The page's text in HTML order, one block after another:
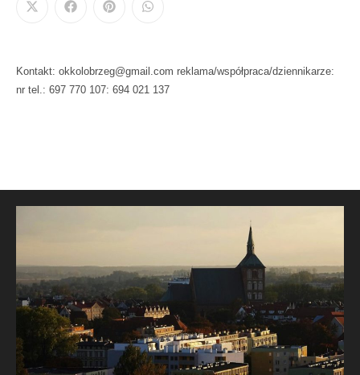
Kontakt: okkolobrzeg@gmail.com reklama/współpraca/dziennikarze:
nr tel.: 697 770 107: 694 021 137